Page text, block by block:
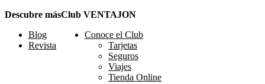
Descubre más
Blog
Revista
Club VENTAJON
Conoce el Club
Tarjetas
Seguros
Viajes
Tienda Online